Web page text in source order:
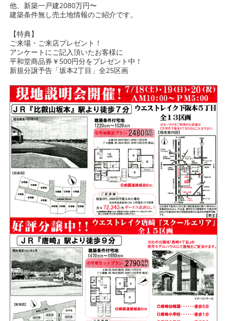
他、新築一戸建2080万円〜
建築条件無し売土地情報のご紹介です。
【特典】
ご来場・ご来店プレゼント！
アンケートにご記入頂いたお客様に
平和堂商品券￥500円分をプレゼント中！
新規分譲予告「坂本2丁目」全25区画